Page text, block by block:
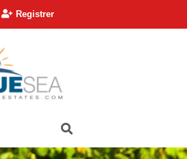
Registrer